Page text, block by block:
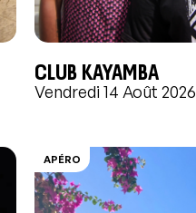
CLUB KAYAMBA
Vendredi 14 Août 2026
APÉRO